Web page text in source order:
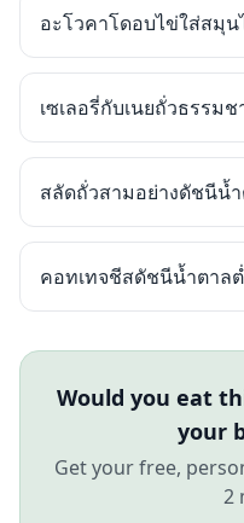
อะโวคาโดอบไข่ใส่สมุน
เซเลอรี่กับเนยถั่วธรรมช
สลัดถั่วสามอย่างดัชนีน้
คอทเทจชีสดัชนีน้ำตาล
Would you eat
your
Get your free,
2